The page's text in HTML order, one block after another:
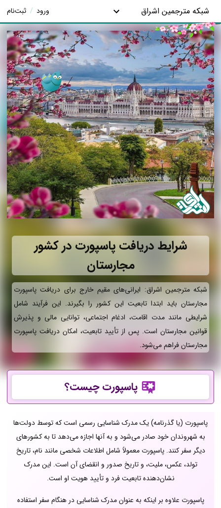
شبکه مترجمین اشراق ورود / ثبت‌نام
شرایط دریافت پاسپورت در کشور
مجارستان
شبکه مترجمین اشراق: ایرانی‌های مقیم خارج برای دریافت پاسپورت
مجارستان باید ابتدا تابعیت این کشور را بگیرند. این فرآیند شامل
شرایطی مانند مدت اقامت، ادغام اجتماعی، توانایی مالی و پذیرش
قوانین مجارستان است. پس از تأیید تابعیت، امکان دریافت پاسپورت
مجارستان فراهم می‌شود.
پاسپورت چیست؟
پاسپورت (یا گذرنامه) یک مدرک شناسایی رسمی است که توسط دولت‌ها
به شهروندان خود صادر می‌شود و به آنها اجازه می‌دهد تا به کشورهای
دیگر سفر کنند. پاسپورت معمولاً شامل اطلاعات شخصی مانند نام، تاریخ
تولد، عکس، ملیت، و تاریخ صدور و انقضای آن است. این مدرک
نشان‌دهنده تابعیت فرد و تأیید هویت او است.
پاسپورت علاوه بر اینکه به عنوان مدرک شناسایی در هنگام سفر استفاده